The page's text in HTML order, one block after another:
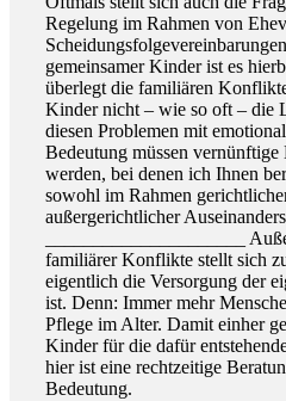
Regelung im Rahmen von
gemeinsamer Kinder ist es
überlegt die familiären
Kinder nicht – wie so oft – die
diesen Problemen mit
Bedeutung müssen vernünftige
werden, bei denen ich Ihnen
sowohl im Rahmen
außergerichtlicher
_____________________
familiärer Konflikte stellt sich
eigentlich die Versorgung der
ist. Denn: Immer mehr
Pflege im Alter. Damit einher
Kinder für die dafür
hier ist eine rechtzeitige
Bedeutung.